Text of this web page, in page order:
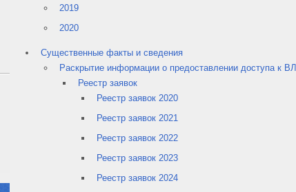
2019
2020
Существенные факты и сведения
Раскрытие информации о предоставлении доступа к ВЛ
Реестр заявок
Реестр заявок 2020
Реестр заявок 2021
Реестр заявок 2022
Реестр заявок 2023
Реестр заявок 2024